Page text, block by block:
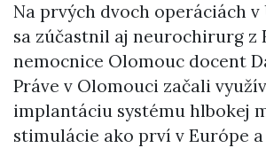
Na prvých dvoch operáciách v
sa zúčastnil aj neurochirurg z
nemocnice Olomouc docent
Práve v Olomouci začali
implantáciu systému hlbokej
stimulácie ako prví v Európe